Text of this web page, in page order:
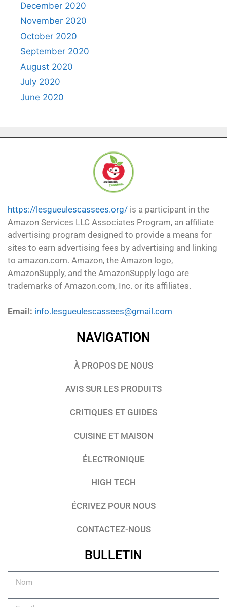
December 2020
November 2020
October 2020
September 2020
August 2020
July 2020
June 2020
https://lesgueulescassees.org/ is a participant in the
Amazon Services LLC Associates Program, an affiliate
advertising program designed to provide a means for
sites to earn advertising fees by advertising and linking
to amazon.com. Amazon, the Amazon logo,
AmazonSupply, and the AmazonSupply logo are
trademarks of Amazon.com, Inc. or its affiliates.
Email: info.lesgueulescassees@gmail.com
NAVIGATION
À PROPOS DE NOUS
AVIS SUR LES PRODUITS
CRITIQUES ET GUIDES
CUISINE ET MAISON
ÉLECTRONIQUE
HIGH TECH
ÉCRIVEZ POUR NOUS
CONTACTEZ-NOUS
BULLETIN